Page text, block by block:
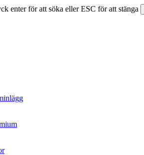
enter för att söka eller ESC för att stänga